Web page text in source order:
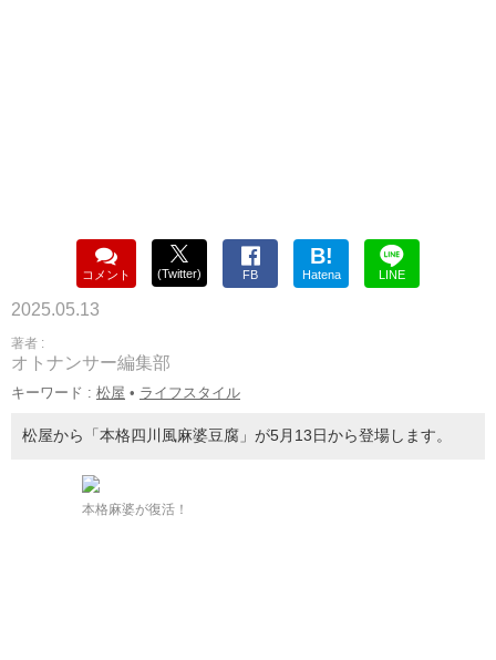
コメント (Twitter) FB
B!
Hatena LINE
2025.05.13
著者 :
オトナンサー編集部
キーワード : 松屋 • ライフスタイル
松屋から「本格四川風麻婆豆腐」が5月13日から登場します。
本格麻婆が復活！